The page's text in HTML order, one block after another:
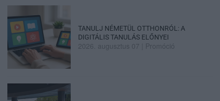
TANULJ NÉMETÜL OTTHONRÓL: A
DIGITÁLIS TANULÁS ELŐNYEI
2026. augusztus 07 Promóció